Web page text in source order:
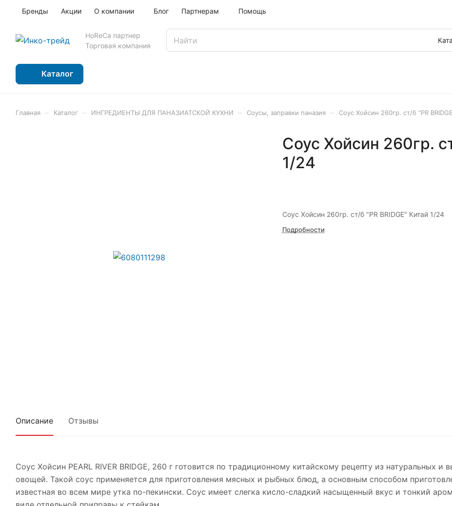
Бренды Акции О компании Блог Партнерам Помощь
HoReCa партнер
Торговая компания
Каталог
Главная Каталог ИНГРЕДИЕНТЫ ДЛЯ ПАНАЗИАТСКОЙ КУХНИ Соусы, заправки паназия Соус Хойсин 260гр. ст/б "PR
Соус Хойсин 260гр.
1/24
Соус Хойсин 260гр. ст/б "PR BRIDGE" Китай 1/24
Подробности
Описание Отзывы
Соус Хойсин PEARL RIVER BRIDGE, 260 г готовится по традиционному китайскому рецепту из натуральных и
овощей. Такой соус применяется для приготовления мясных и рыбных блюд, а основным способом
известная во всем мире утка по-пекински. Соус имеет слегка кисло-сладкий насыщенный вкус и тонкий